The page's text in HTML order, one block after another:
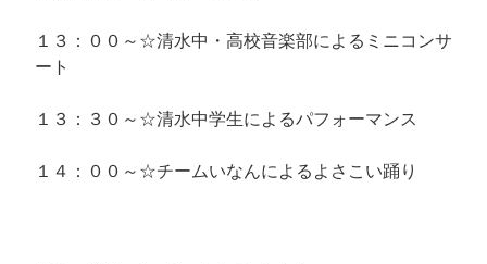
１３：００～☆清水中・高校音楽部によるミニコンサ
ート
１３：３０～☆清水中学生によるパフォーマンス
１４：００～☆チームいなんによるよさこい踊り